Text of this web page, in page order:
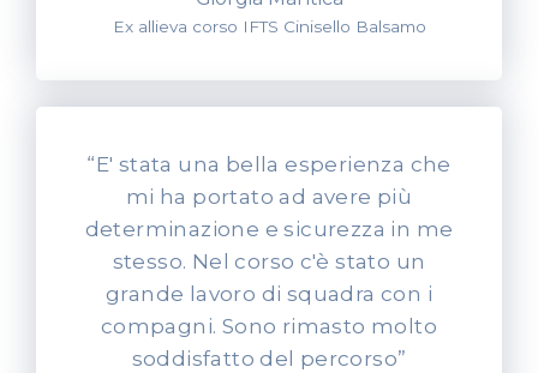
Ex allieva corso IFTS Cinisello Balsamo
“E' stata una bella esperienza che
mi ha portato ad avere più
determinazione e sicurezza in me
stesso. Nel corso c'è stato un
grande lavoro di squadra con i
compagni. Sono rimasto molto
soddisfatto del percorso”